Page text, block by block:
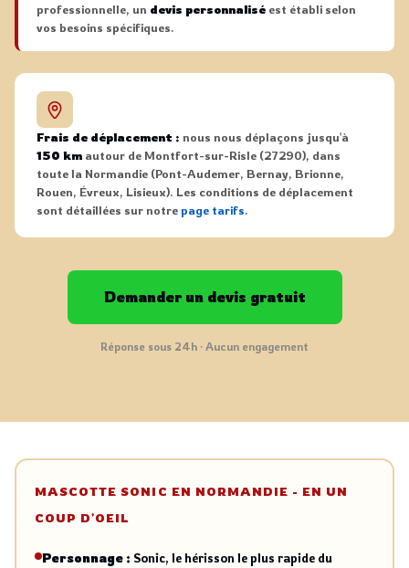
professionnelle, un devis personnalisé est établi selon
vos besoins spécifiques.
Frais de déplacement : nous nous déplaçons jusqu'à
150 km autour de Montfort-sur-Risle (27290), dans
toute la Normandie (Pont-Audemer, Bernay, Brionne,
Rouen, Évreux, Lisieux). Les conditions de déplacement
sont détaillées sur notrepage tarifs.
Demander un devis gratuit
Réponse sous 24h · Aucun engagement
MASCOTTE SONIC EN NORMANDIE - EN UN
COUP D'OEIL
Personnage : Sonic, le hérisson le plus rapide du